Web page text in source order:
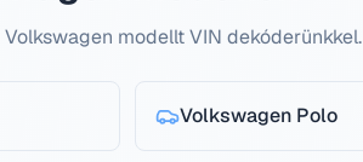
modellt VIN dekóderünkkel.
Volkswagen Polo